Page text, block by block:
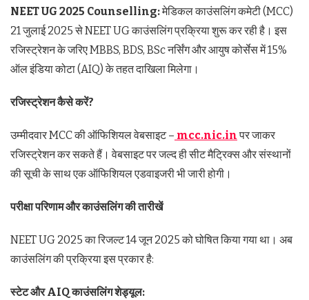
NEET UG 2025 Counselling:मेडिकल काउंसलिंग कमेटी (MCC)
21 जुलाई 2025 से NEET UG काउंसलिंग प्रक्रिया शुरू कर रही है। इस
रजिस्ट्रेशन के जरिए MBBS, BDS, BSc नर्सिंग और आयुष कोर्सेस में 15%
ऑल इंडिया कोटा (AIQ) के तहत दाखिला मिलेगा।
रजिस्ट्रेशनकैसेकरें?
उम्मीदवार MCC की ऑफिशियल वेबसाइट – mcc.nic.inपर जाकर
रजिस्ट्रेशन कर सकते हैं। वेबसाइट पर जल्द ही सीट मैट्रिक्स और संस्थानों
की सूची के साथ एक ऑफिशियल एडवाइजरी भी जारी होगी।
परीक्षापरिणामऔरकाउंसलिंगकीतारीखें
NEET UG 2025 का रिजल्ट 14 जून 2025 को घोषित किया गया था। अब
काउंसलिंग की प्रक्रिया इस प्रकार है:
स्टेटऔर AIQकाउंसलिंगशेड्यूल: